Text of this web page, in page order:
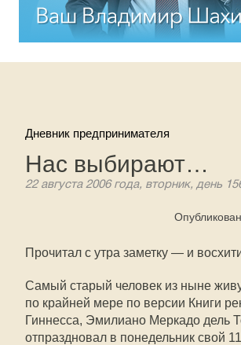
Дневник предпринимателя
Нас выбирают…
22 августа 2006 года, вторник, день
Прочитал с утра заметку — и
Самый старый человек из ныне
по крайней мере по версии Книги
Гиннесса, Эмилиано Меркадо дель
отпраздновал в понедельник свой